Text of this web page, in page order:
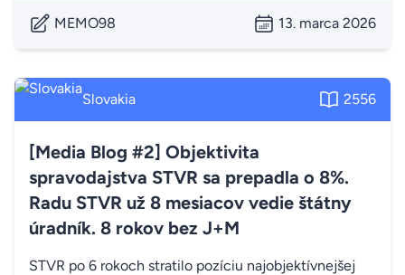
MEMO98 13. marca 2026
Slovakia 2556
[Media Blog #2] Objektivita
spravodajstva STVR sa prepadla o 8%.
Radu STVR už 8 mesiacov vedie štátny
úradník. 8 rokov bez J+M
STVR po 6 rokoch stratilo pozíciu najobjektívnejšej